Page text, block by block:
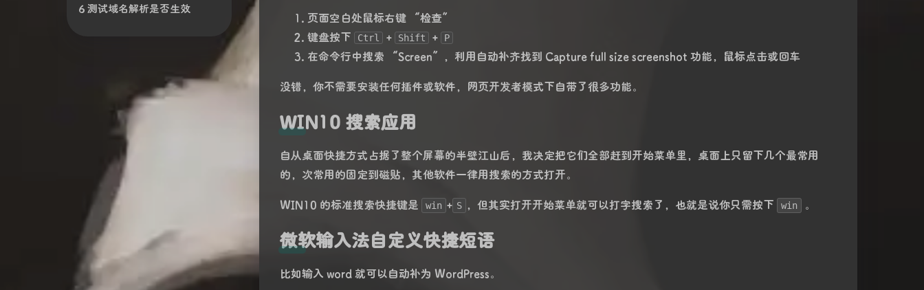
测试域名解析是否生效
页面空白处鼠标右键 “检查”
键盘按下
Ctrl + Shift + P
在命令行中搜索 “Screen”，利用自动补齐找到 Capture full size screenshot 功能，鼠标点击或回车
没错，你不需要安装任何插件或软件，网页开发者模式下自带了很多功能。
WIN10 搜索应用
自从桌面快捷方式占据了整个屏幕的半壁江山后，我决定把它们全部赶到开始菜单里，桌面上只留下几个最常用
的，次常用的固定到磁贴，其他软件一律用搜索的方式打开。
WIN10 的标准搜索快捷键是 win + S ，但其实打开开始菜单就可以打字搜索了，也就是说你只需按下 win 。
微软输入法自定义快捷短语
比如输入 word 就可以自动补为 WordPress。